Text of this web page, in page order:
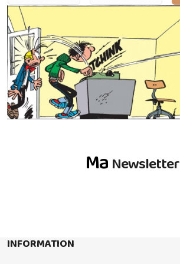
Ma Newsletter
INFORMATION